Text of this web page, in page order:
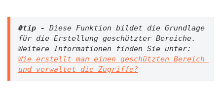
#tip -
Diese Funktion bildet die Grundlage
für die Erstellung geschützter Bereiche.
Wie erstellt man einen geschützten Bereich
und verwaltet die Zugriffe?